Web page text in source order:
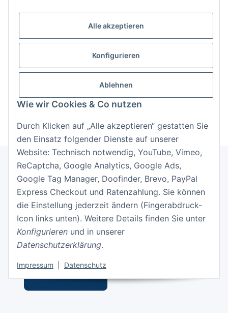
Alle akzeptieren
Konfigurieren
Ablehnen
Wie wir Cookies & Co nutzen
Durch Klicken auf „Alle akzeptieren“ gestatten Sie
den Einsatz folgender Dienste auf unserer
Website: Technisch notwendig, YouTube, Vimeo,
ReCaptcha, Google Analytics, Google Ads,
Google Tag Manager, Doofinder, Brevo, PayPal
Express Checkout und Ratenzahlung. Sie können
die Einstellung jederzeit ändern (Fingerabdruck-
Icon links unten). Weitere Details finden Sie unter
Konfigurieren und in unserer
Datenschutzerklärung.
Impressum Datenschutz
Anmelden
Neu hier? Jetzt registrieren!
Informationen
Gesetzliche Informationen